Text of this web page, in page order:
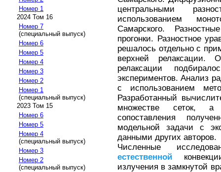
Номер 1
2024 Том 16
Номер 7
(специальный выпуск)
Номер 6
Номер 5
Номер 4
Номер 3
Номер 2
Номер 1
(специальный выпуск)
2023 Том 15
Номер 6
Номер 5
Номер 4
(специальный выпуск)
Номер 3
Номер 2
(специальный выпуск)
центральными
использованием
Самарского.
прогонки. Разностное
решалось отдельно с
верхней релаксации.
релаксации
экспериментов. Анализ
с использованием
Разработанный
множестве сеток, а
сопоставления
модельной задачи с
данными других авторов.
Численные
естественной
излучения в замкнутой